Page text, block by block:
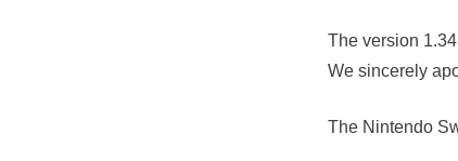
The version
We sincerely
The Nintendo